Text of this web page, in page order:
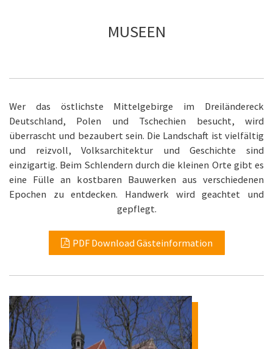
MUSEEN
Wer das östlichste Mittelgebirge im Dreiländereck
Deutschland, Polen und Tschechien besucht, wird
überrascht und bezaubert sein. Die Landschaft ist vielfältig
und reizvoll, Volksarchitektur und Geschichte sind
einzigartig. Beim Schlendern durch die kleinen Orte gibt es
eine Fülle an kostbaren Bauwerken aus verschiedenen
Epochen zu entdecken. Handwerk wird geachtet und
gepflegt.
PDF Download Gästeinformation